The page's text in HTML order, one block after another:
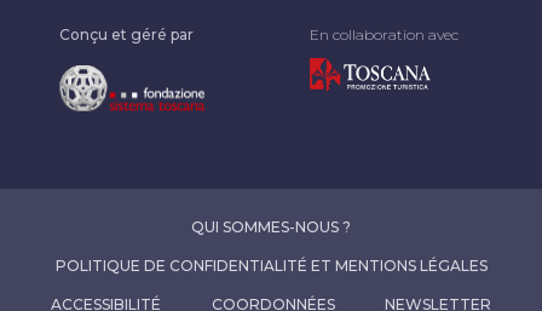
Conçu et géré par En collaboration avec
QUI SOMMES-NOUS ?
POLITIQUE DE CONFIDENTIALITÉ ET MENTIONS LÉGALES
ACCESSIBILITÉ COORDONNÉES NEWSLETTER